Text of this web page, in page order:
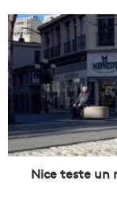
i
g
n
e
d
r
a
N
i
c
e
t
s
t
e
Nice teste un